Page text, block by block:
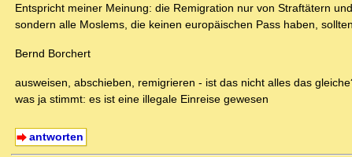
Entspricht meiner Meinung: die Remigration nur von Straftätern
sondern alle Moslems, die keinen europäischen Pass haben,
Bernd Borchert
ausweisen, abschieben, remigrieren - ist das nicht alles das
was ja stimmt: es ist eine illegale Einreise gewesen
antworten